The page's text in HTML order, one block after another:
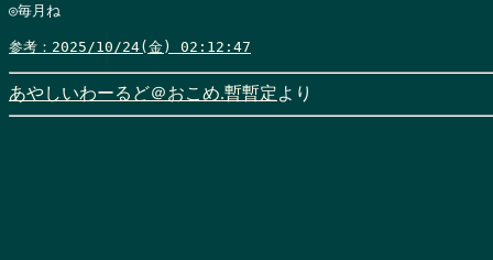
◎毎月ね
参考：2025/10/24(金) 02:12:47
あやしいわーるど＠おこめ.暫暫定より